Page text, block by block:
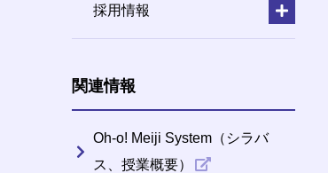
採用情報
関連情報
Oh-o! Meiji System（シラバ
ス、授業概要）